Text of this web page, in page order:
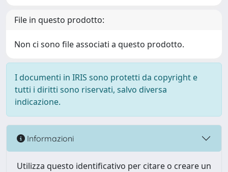
File in questo prodotto:
Non ci sono file associati a questo prodotto.
I documenti in IRIS sono protetti da copyright e
tutti i diritti sono riservati, salvo diversa
indicazione.
Informazioni
Utilizza questo identificativo per citare o creare un